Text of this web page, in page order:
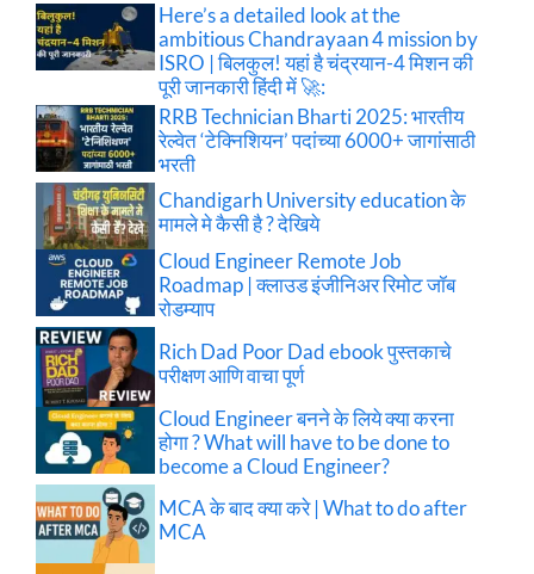
Here’s a detailed look at the
ambitious Chandrayaan 4 mission by
ISRO | बिलकुल! यहां है चंद्रयान-4 मिशन की
पूरी जानकारी हिंदी में 🚀:
RRB Technician Bharti 2025: भारतीय
रेल्वेत ‘टेक्निशियन’ पदांच्या 6000+ जागांसाठी
भरती
Chandigarh University education के
मामले मे कैसी है ? देखिये
Cloud Engineer Remote Job
Roadmap | क्लाउड इंजीनिअर रिमोट जॉब
रोडम्याप
Rich Dad Poor Dad ebook पुस्तकाचे
परीक्षण आणि वाचा पूर्ण
Cloud Engineer बनने के लिये क्या करना
होगा ? What will have to be done to
become a Cloud Engineer?
MCA के बाद क्या करे | What to do after
MCA